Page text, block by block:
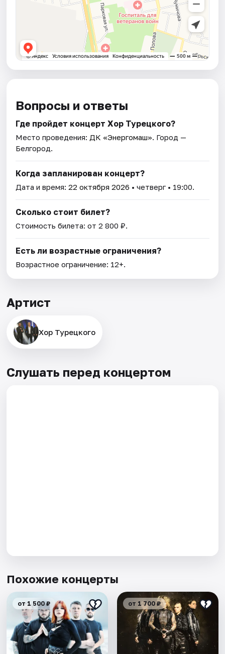
Вопросы и ответы
Где пройдет концерт Хор Турецкого?
Место проведения: ДК «Энергомаш». Город —
Белгород.
Когда запланирован концерт?
Дата и время:22 октября 2026 • четверг • 19:00.
Сколько стоит билет?
Стоимость билета: от 2 800 ₽.
Есть ли возрастные ограничения?
Возрастное ограничение: 12+.
Артист
Хор Турецкого
Слушать перед концертом
Похожие концерты
от 1 500 ₽ от 1 700 ₽